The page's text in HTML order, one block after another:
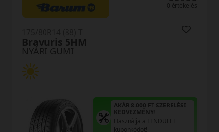
0 értékelés
NYÁRI GUMI
LK41 G Fit EQ+